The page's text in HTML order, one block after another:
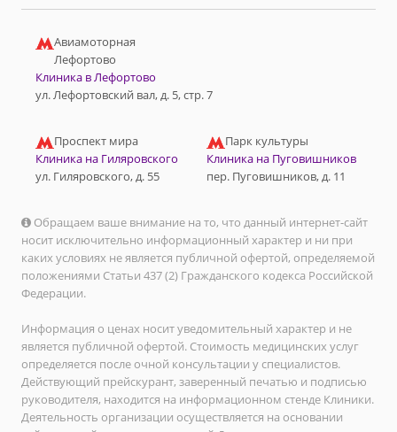
Авиамоторная
Лефортово
Клиника в Лефортово
ул. Лефортовский вал, д. 5, стр. 7
Проспект мира
Клиника на Гиляровского
ул. Гиляровского, д. 55
Парк культуры
Клиника на Пуговишников
пер. Пуговишников, д. 11
Обращаем ваше внимание на то, что данный интернет-сайт
носит исключительно информационный характер и ни при
каких условиях не является публичной офертой, определяемой
положениями Статьи 437 (2) Гражданского кодекса Российской
Федерации.
Информация о ценах носит уведомительный характер и не
является публичной офертой. Стоимость медицинских услуг
определяется после очной консультации у специалистов.
Действующий прейскурант, заверенный печатью и подписью
руководителя, находится на информационном стенде Клиники.
Деятельность организации осуществляется на основании